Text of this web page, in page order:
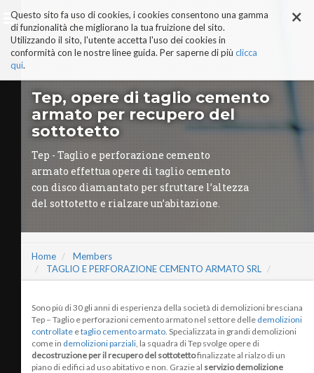
AI-ALTER EGO
PERCHÉ COMPLEXLAB
ADVISORY BOARD
TRUST & TRUTH CENTER
I NOSTRI SERVIZI
MANIFESTO AI
STORIE DI SUCCESSO
VIDEO
COMPLEXLAB PARTNER
AREE TEMATICHE
×
Questo sito fa uso di cookies, i cookies consentono una gamma
di funzionalità che migliorano la tua fruizione del sito.
Utilizzando il sito, l'utente accetta l'uso dei cookies in
conformità con le nostre linee guida. Per saperne di più clicca
qui.
Tep, opere di taglio cemento
armato per recupero del
sottotetto
Tep - Taglio e perforazione cemento
armato effettua opere di taglio cemento
con disco diamantato per sfruttare l’altezza
del sottotetto e rialzare un’abitazione.
Home
Members
TAGLIO E PERFORAZIONE CEMENTO ARMATO SRL
Sono più di 30 gli anni di esperienza della società di demolizioni bresciana
Tep – Taglio e perforazioni cemento armato nel settore delle demolizioni
controllate etaglio cemento armato. Specializzata in grandi demolizioni
come in demolizioni parziali, la squadra di Tep svolge opere di
decostruzione per il recupero del sottotettofinalizzate al rialzo di un
piano di edifici ad uso abitativo e non. Grazie al servizio demolizione